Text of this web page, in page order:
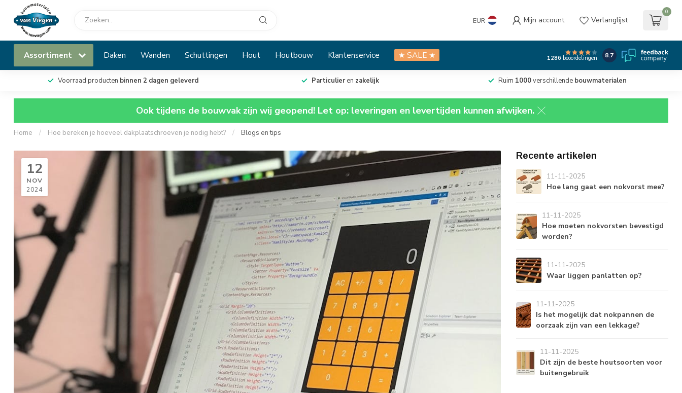
EUR Mijn account Verlanglijst
0
Assortiment Daken Wanden Schuttingen Hout Houtbouw Klantenservice ★ SALE ★ 1286 beoordelingen 8.7
Voorraad producten binnen 2 dagen geleverd Particulieren zakelijk Ruim 1000verschillende bouwmaterialen
Ook tijdens de bouwvak zijn wij geopend! Let op: leveringen en levertijden kunnen afwijken.
Home / Hoe bereken je hoeveel dakplaatschroeven je nodig hebt? / Blogs en tips
12
NOV
2024
Recente artikelen
11-11-2025
Hoe lang gaat een nokvorst mee?
11-11-2025
Hoe moeten nokvorsten bevestigd
worden?
11-11-2025
Waar liggen panlatten op?
11-11-2025
Is het mogelijk dat nokpannen de
oorzaak zijn van een lekkage?
11-11-2025
Dit zijn de beste houtsoorten voor
buitengebruik